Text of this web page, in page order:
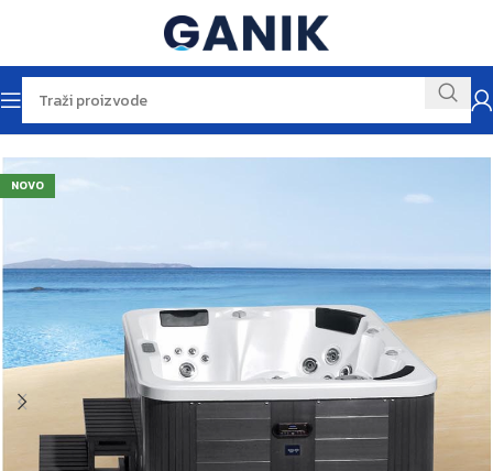
Početna Kade i kabine
NOVO